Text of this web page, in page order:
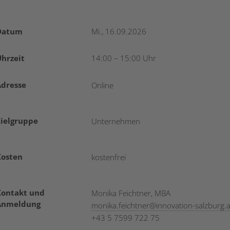
Mi., 16.09.2026
14:00 – 15:00 Uhr
Online
Unternehmen
kostenfrei
und
Monika Feichtner, MBA
monika.feichtner@innovation-
+43 5 7599 722 75